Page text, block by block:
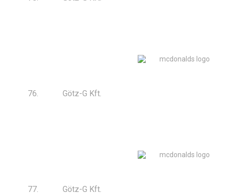
76. Götz-G Kft.
77. Götz-G Kft.